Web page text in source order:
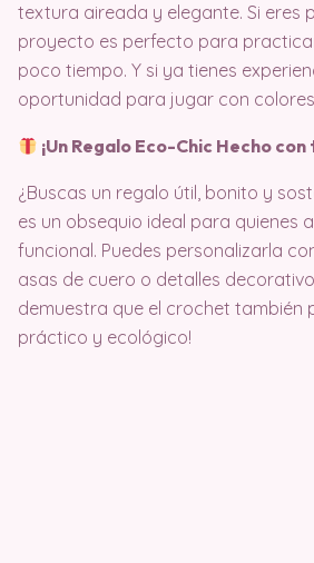
textura aireada y elegante. Si eres
proyecto es perfecto para
poco tiempo. Y si ya tienes
oportunidad para jugar con
¡Un Regalo Eco-Chic Hecho con
¿Buscas un regalo útil, bonito y
es un obsequio ideal para quienes
funcional. Puedes personalizarla
asas de cuero o detalles
demuestra que el crochet también
práctico y ecológico!